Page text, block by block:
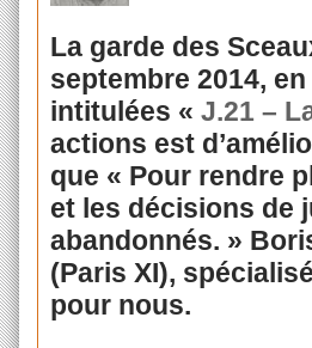
La garde des
septembre 2014,
intitulées « J.21 –
actions est
que « Pour rendre
et les décisions de
abandonnés. »
(Paris XI),
pour nous.